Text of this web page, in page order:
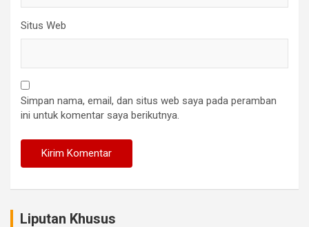
Situs Web
Simpan nama, email, dan situs web saya pada peramban
ini untuk komentar saya berikutnya.
Liputan Khusus